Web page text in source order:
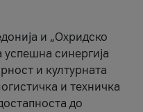
и „Охридско
успешна синергија
и културната
и техничка
до